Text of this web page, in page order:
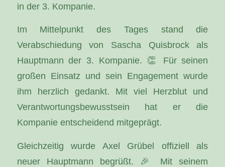
in der 3. Kompanie.
Im Mittelpunkt des Tages stand die
Verabschiedung von Sascha Quisbrock als
Hauptmann der 3. Kompanie. 👏 Für seinen
großen Einsatz und sein Engagement wurde
ihm herzlich gedankt. Mit viel Herzblut und
Verantwortungsbewusstsein hat er die
Kompanie entscheidend mitgeprägt.
Gleichzeitig wurde Axel Grübel offiziell als
neuer Hauptmann begrüßt. 🎉 Mit seinem